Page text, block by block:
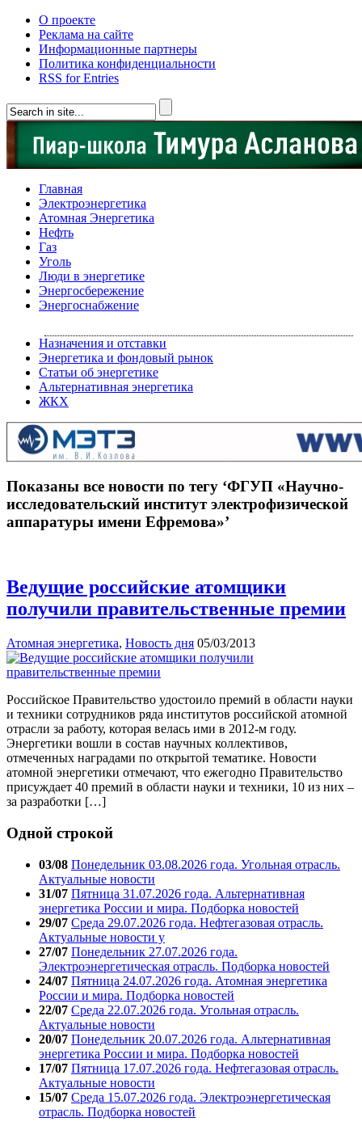
О проекте
Реклама на сайте
Информационные партнеры
Политика конфиденциальности
RSS for Entries
Главная
Электроэнергетика
Атомная Энергетика
Нефть
Газ
Уголь
Люди в энергетике
Энергосбережение
Энергоснабжение
Назначения и отставки
Энергетика и фондовый рынок
Статьи об энергетике
Альтернативная энергетика
ЖКХ
Показаны все новости по тегу ‘ФГУП «Научно-
исследовательский институт электрофизической
аппаратуры имени Ефремова»’
Ведущие российские атомщики
получили правительственные премии
Атомная энергетика, Новость дня 05/03/2013
Российское Правительство удостоило премий в области науки
и техники сотрудников ряда институтов российской атомной
отрасли за работу, которая велась ими в 2012-м году.
Энергетики вошли в состав научных коллективов,
отмеченных наградами по открытой тематике. Новости
атомной энергетики отмечают, что ежегодно Правительство
присуждает 40 премий в области науки и техники, 10 из них –
за разработки […]
Одной строкой
03/08 Понедельник 03.08.2026 года. Угольная отрасль.
Актуальные новости
31/07 Пятница 31.07.2026 года. Альтернативная
энергетика России и мира. Подборка новостей
29/07 Среда 29.07.2026 года. Нефтегазовая отрасль.
Актуальные новости у
27/07 Понедельник 27.07.2026 года.
Электроэнергетическая отрасль. Подборка новостей
24/07 Пятница 24.07.2026 года. Атомная энергетика
России и мира. Подборка новостей
22/07 Среда 22.07.2026 года. Угольная отрасль.
Актуальные новости
20/07 Понедельник 20.07.2026 года. Альтернативная
энергетика России и мира. Подборка новостей
17/07 Пятница 17.07.2026 года. Нефтегазовая отрасль.
Актуальные новости
15/07 Среда 15.07.2026 года. Электроэнергетическая
отрасль. Подборка новостей